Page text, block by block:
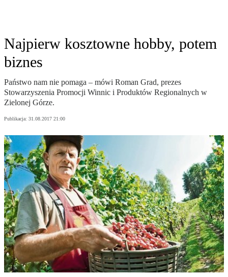
Najpierw kosztowne hobby, potem
biznes
Państwo nam nie pomaga – mówi Roman Grad, prezes
Stowarzyszenia Promocji Winnic i Produktów Regionalnych w
Zielonej Górze.
Publikacja: 31.08.2017 21:00